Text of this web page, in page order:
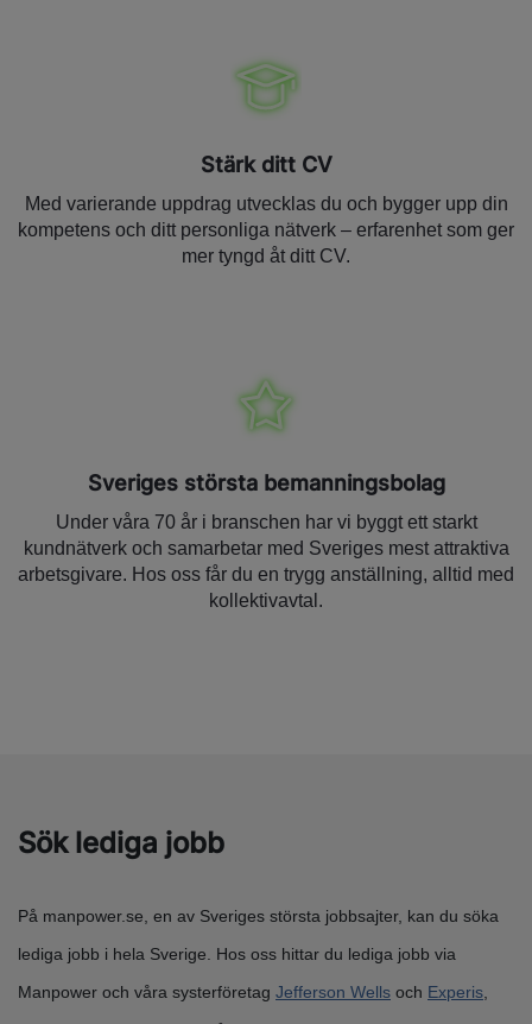
Stärk ditt CV
Med varierande uppdrag utvecklas du och bygger upp din
kompetens och ditt personliga nätverk – erfarenhet som ger
mer tyngd åt ditt CV.
Sveriges största bemanningsbolag
Under våra 70 år i branschen har vi byggt ett starkt
kundnätverk och samarbetar med Sveriges mest attraktiva
arbetsgivare. Hos oss får du en trygg anställning, alltid med
kollektivavtal.
Sök lediga jobb
På manpower.se, en av Sveriges största jobbsajter, kan du söka
lediga jobb i hela Sverige. Hos oss hittar du lediga jobb via
Manpower och våra systerföretag Jefferson Wells och Experis